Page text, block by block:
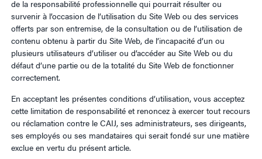
de la responsabilité professionnelle qui pourrait résulter ou
survenir à l’occasion de l’utilisation du Site Web ou des services
offerts par son entremise, de la consultation ou de l’utilisation de
contenu obtenu à partir du Site Web, de l’incapacité d’un ou
plusieurs utilisateurs d’utiliser ou d’accéder au Site Web ou du
défaut d’une partie ou de la totalité du Site Web de fonctionner
correctement.
En acceptant les présentes conditions d’utilisation, vous acceptez
cette limitation de responsabilité et renoncez à exercer tout recours
ou réclamation contre le CAIJ, ses administrateurs, ses dirigeants,
ses employés ou ses mandataires qui serait fondé sur une matière
exclue en vertu du présent article.